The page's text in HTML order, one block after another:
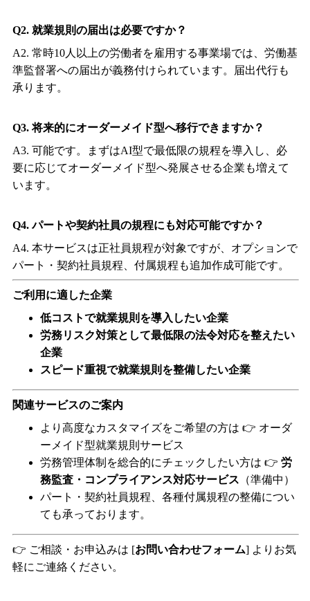
Q2. 就業規則の届出は必要ですか？
A2. 常時10人以上の労働者を雇用する事業場では、労働基
準監督署への届出が義務付けられています。届出代行も
承ります。
Q3.将来的にオーダーメイド型へ移行できますか？
A3. 可能です。まずはAI型で最低限の規程を導入し、必
要に応じてオーダーメイド型へ発展させる企業も増えて
います。
Q4.パートや契約社員の規程にも対応可能ですか？
A4. 本サービスは正社員規程が対象ですが、オプションで
パート・契約社員規程、付属規程も追加作成可能です。
ご利用に適した企業
低コストで就業規則を導入したい企業
労務リスク対策として最低限の法令対応を整えたい
企業
スピード重視で就業規則を整備したい企業
関連サービスのご案内
より高度なカスタマイズをご希望の方は 👉 オーダ
ーメイド型就業規則サービス
労務管理体制を総合的にチェックしたい方は 👉 労
務監査・コンプライアンス対応サービス （準備中）
パート・契約社員規程、各種付属規程の整備につい
ても承っております。
👉 ご相談・お申込みは [お問い合わせフォーム] よりお気
軽にご連絡ください。